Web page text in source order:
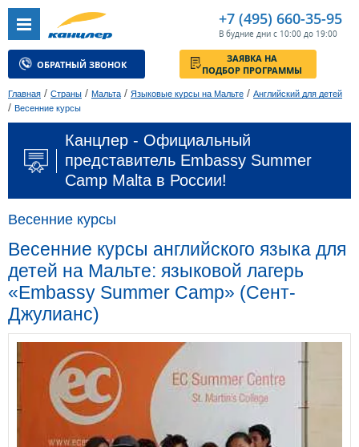
+7 (495) 660-35-95
В будние дни с 10:00 до 19:00
ОБРАТНЫЙ ЗВОНОК
ЗАЯВКА НА
ПОДБОР ПРОГРАММЫ
Главная / Страны / Мальта / Языковые курсы на Мальте / Английский для детей
/ Весенние курсы
Канцлер - Официальный
представитель Embassy Summer
Camp Malta в России!
Весенние курсы
Весенние курсы английского языка для
детей на Мальте: языковой лагерь
«Embassy Summer Camp» (Сент-
Джулианс)